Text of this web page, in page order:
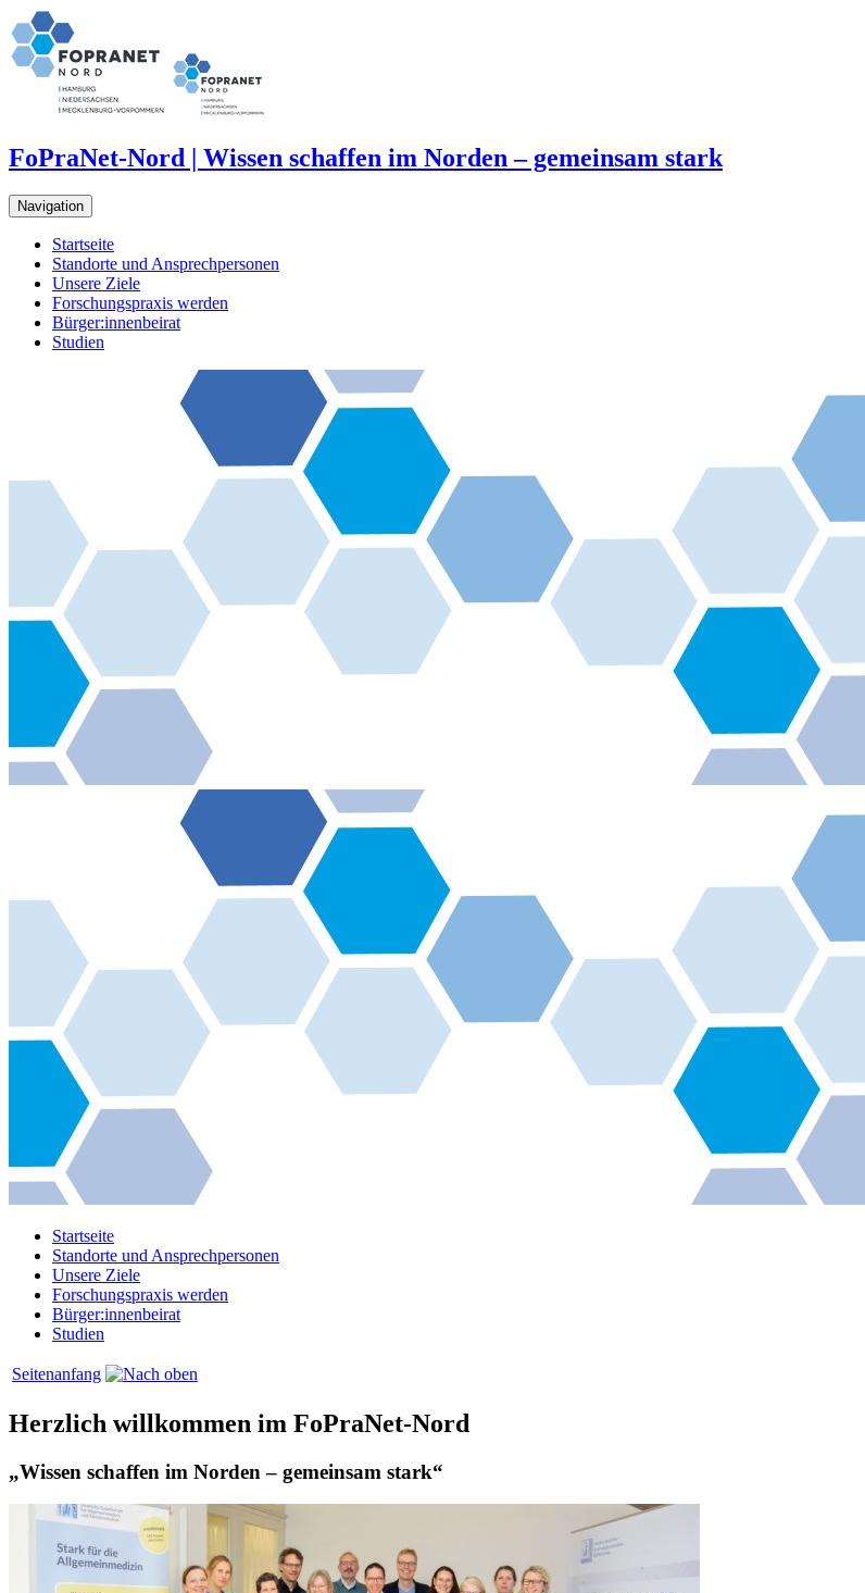
FoPraNet-Nord | Wissen schaffen im Norden – gemeinsam stark
Navigation
Startseite
Standorte und Ansprechpersonen
Unsere Ziele
Forschungspraxis werden
Bürger:innenbeirat
Studien
Startseite
Standorte und Ansprechpersonen
Unsere Ziele
Forschungspraxis werden
Bürger:innenbeirat
Studien
Seitenanfang
Herzlich willkommen im FoPraNet-Nord
„Wissen schaffen im Norden – gemeinsam stark“